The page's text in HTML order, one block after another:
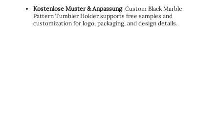
Kostenlose Muster & Anpassung: Custom Black Marble
Pattern Tumbler Holder supports free samples and
customization for logo, packaging, and design details.